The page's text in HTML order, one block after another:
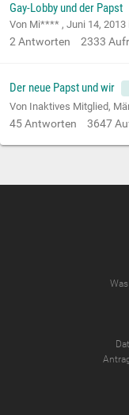
Gay-Lobby und der Papst
Von Mi**** , Juni 14, 2013
2Antworten 2333
Der neue Papst und wir
Von Inaktives Mitglied,
45Antworten 3647